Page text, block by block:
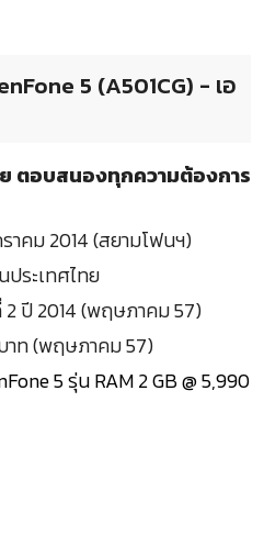
5 (A501CG) - เอ
ตอบสนองทุกความต้องการ
าคม 2014 (สยามโฟนฯ)
ประเทศไทย
2 ปี 2014 (พฤษภาคม 57)
าท (พฤษภาคม 57)
5 รุ่น RAM 2 GB @ 5,990